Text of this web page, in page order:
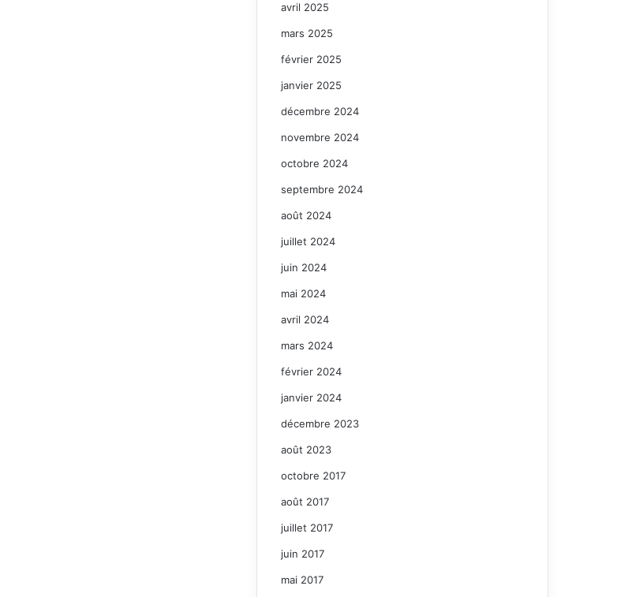
avril 2025
mars 2025
février 2025
janvier 2025
décembre 2024
novembre 2024
octobre 2024
septembre 2024
août 2024
juillet 2024
juin 2024
mai 2024
avril 2024
mars 2024
février 2024
janvier 2024
décembre 2023
août 2023
octobre 2017
août 2017
juillet 2017
juin 2017
mai 2017